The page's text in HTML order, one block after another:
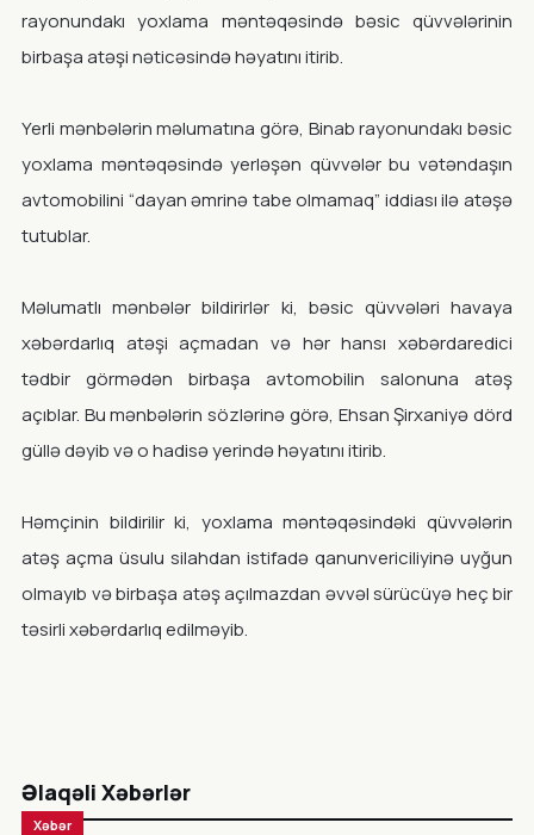
rayonundakı yoxlama məntəqəsində bəsic qüvvələrinin
birbaşa atəşi nəticəsində həyatını itirib.
Yerli mənbələrin məlumatına görə, Binab rayonundakı bəsic
yoxlama məntəqəsində yerləşən qüvvələr bu vətəndaşın
avtomobilini “dayan əmrinə tabe olmamaq” iddiası ilə atəşə
tutublar.
Məlumatlı mənbələr bildirirlər ki, bəsic qüvvələri havaya
xəbərdarlıq atəşi açmadan və hər hansı xəbərdaredici
tədbir görmədən birbaşa avtomobilin salonuna atəş
açıblar. Bu mənbələrin sözlərinə görə, Ehsan Şirxaniyə dörd
güllə dəyib və o hadisə yerində həyatını itirib.
Həmçinin bildirilir ki, yoxlama məntəqəsindəki qüvvələrin
atəş açma üsulu silahdan istifadə qanunvericiliyinə uyğun
olmayıb və birbaşa atəş açılmazdan əvvəl sürücüyə heç bir
təsirli xəbərdarlıq edilməyib.
Əlaqəli Xəbərlər
Xəbər